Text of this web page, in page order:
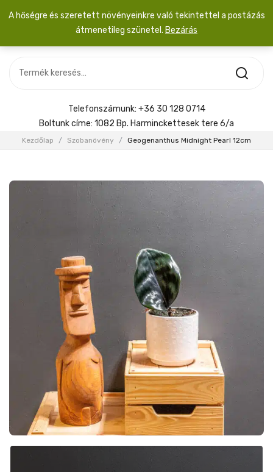
SZOBANÖVÉNY
KIEGÉSZÍTŐK
Menyasszonyi csokor
Telefonszámunk: +36 30 128 0714
Boltunk címe: 1082 Bp. Harminckettesek tere 6/a
Kezdőlap / Szobanövény / Geogenanthus Midnight Pearl 12cm
A hőségre és szeretett növényeinkre való tekintettel a postázás
átmenetileg szünetel. Bezárás